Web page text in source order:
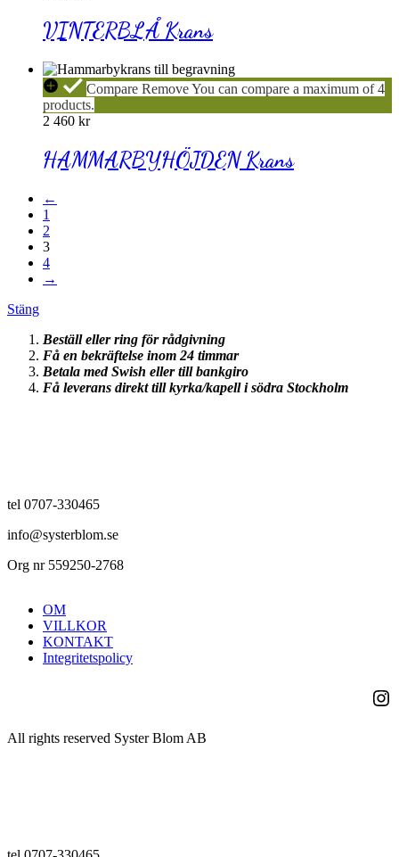
VINTERBLÅ Krans
HAMMARBYHÖJDEN
Krans
CompareRemoveYou can compare a maximum of 4
products.
2 460 kr
HAMMARBYHÖJDEN Krans
←
1
2
3
4
→
Stäng
Beställ eller ring för rådgivning
Få en bekräftelse inom 24 timmar
Betala med Swish eller till bankgiro
Få leverans direkt till kyrka/kapell i södra Stockholm
tel 0707-330465
info@systerblom.se
Org nr 559250-2768
OM
VILLKOR
KONTAKT
Integritetspolicy
All rights reserved Syster Blom AB